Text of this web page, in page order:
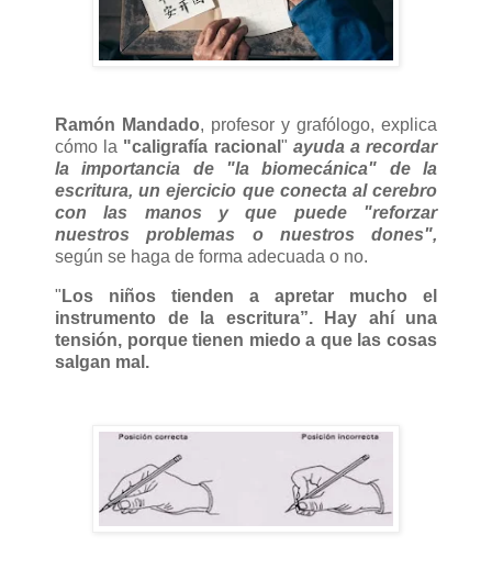
Ramón Mandado, profesor y grafólogo, explica
cómo la "caligrafía racional " ayuda a recordar
la importancia de "la biomecánica" de la
escritura, un ejercicio que conecta al cerebro
con las manos y que puede "reforzar
nuestros problemas o nuestros dones",
según se haga de forma adecuada o no.
" Los niños tienden a apretar mucho el
instrumento de la escritura”. Hay ahí una
tensión, porque tienen miedo a que las cosas
salgan mal.